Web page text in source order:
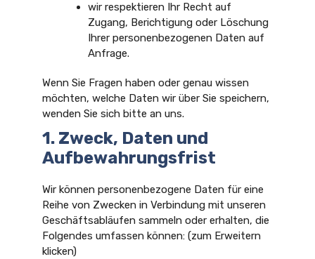
wir respektieren Ihr Recht auf
Zugang, Berichtigung oder Löschung
Ihrer personenbezogenen Daten auf
Anfrage.
Wenn Sie Fragen haben oder genau wissen
möchten, welche Daten wir über Sie speichern,
wenden Sie sich bitte an uns.
1. Zweck, Daten und
Aufbewahrungsfrist
Wir können personenbezogene Daten für eine
Reihe von Zwecken in Verbindung mit unseren
Geschäftsabläufen sammeln oder erhalten, die
Folgendes umfassen können: (zum Erweitern
klicken)